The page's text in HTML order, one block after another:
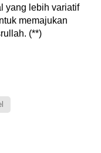
yang lebih variatif
memajukan
(**)